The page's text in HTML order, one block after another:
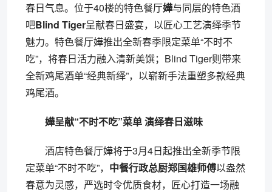
春日气息。位于40楼的特色餐厅嬅与同层的特色酒
吧Blind Tiger呈献春日盛宴，以匠心工艺演绎季节
魅力。特色餐厅嬅推出全新春季限定菜单“不时不
吃”，将春日活力融入清新美馔；Blind Tiger则带来
全新鸡尾酒单“经典新绎”，以崭新手法重塑多款经典
鸡尾酒。
嬅呈献“不时不吃”菜单 演绎春日滋味
酒店特色餐厅嬅将于3月4日起推出全新季节限
定菜单“不时不吃”， 中餐行政总厨郑国雄师傅以盎然
春意为灵感，严选时令优质食材，匠心打造一场融